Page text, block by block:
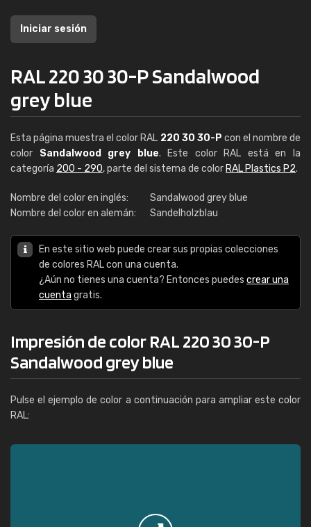
Iniciar sesión
RAL 220 30 30-P Sandalwood
grey blue
Esta página muestra el color RAL 220 30 30-P con el nombre de
color Sandalwood grey blue. Este color RAL está en la
categoría 200 - 290, parte del sistema de color RAL Plastics P2.
Nombre del color en inglés:
Sandalwood grey blue
Nombre del color en alemán:
Sandelholzblau
En este sitio web puede crear sus propias colecciones
de colores RAL con una cuenta.
¿Aún no tienes una cuenta? Entonces puedes crear una
cuenta gratis.
Impresión de color RAL 220 30 30-P
Sandalwood grey blue
Pulse el ejemplo de color a continuación para ampliar este color
RAL: